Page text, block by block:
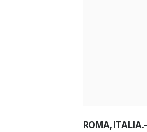
ROMA, ITALIA.-